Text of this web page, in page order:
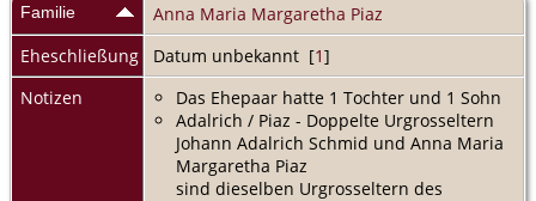
Familie
Anna Maria Margaretha Piaz
Eheschließung
Datum unbekannt [1]
Notizen
Das Ehepaar hatte 1 Tochter und 1 Sohn
Adalrich / Piaz - Doppelte Urgrosseltern
Johann Adalrich Schmid und Anna Maria
Margaretha Piaz
sind dieselben Urgrosseltern des